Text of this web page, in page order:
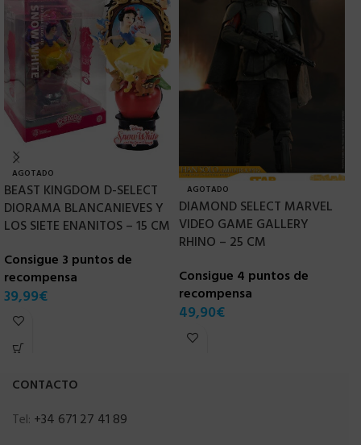
AGOTADO
BEAST KINGDOM D-SELECT
DIORAMA BLANCANIEVES Y
LOS SIETE ENANITOS – 15 CM
Consigue 3 puntos de
recompensa
39,99€
AGOTADO
DIAMOND SELECT MARVEL
VIDEO GAME GALLERY
RHINO – 25 CM
Consigue 4 puntos de
recompensa
49,90€
CONTACTO
Tel: +34 671 27 41 89